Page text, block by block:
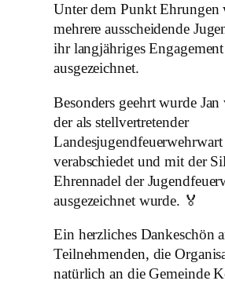
Unter dem Punkt Ehrungen
mehrere ausscheidende
ihr langjähriges Engagement
ausgezeichnet.
Besonders geehrt wurde Jan
der als stellvertretender
Landesjugendfeuerwehrwart
verabschiedet und mit der
Ehrennadel der
ausgezeichnet wurde. 🏅
Ein herzliches Dankeschön
Teilnehmenden, die
natürlich an die Gemeinde